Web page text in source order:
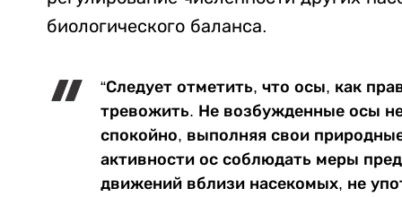
биологического баланса.
“Следует отметить, что осы, как
тревожить. Не возбужденные осы
спокойно, выполняя свои
активности ос соблюдать меры
движений вблизи насекомых, не